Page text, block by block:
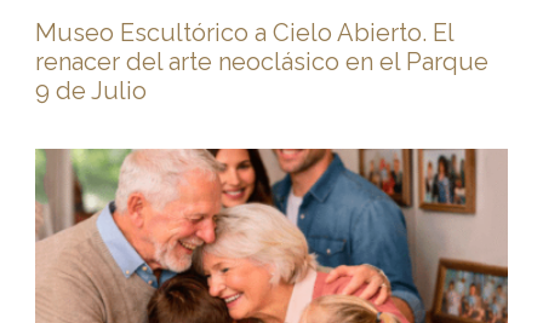
Museo Escultórico a Cielo Abierto. El
renacer del arte neoclásico en el Parque
9 de Julio